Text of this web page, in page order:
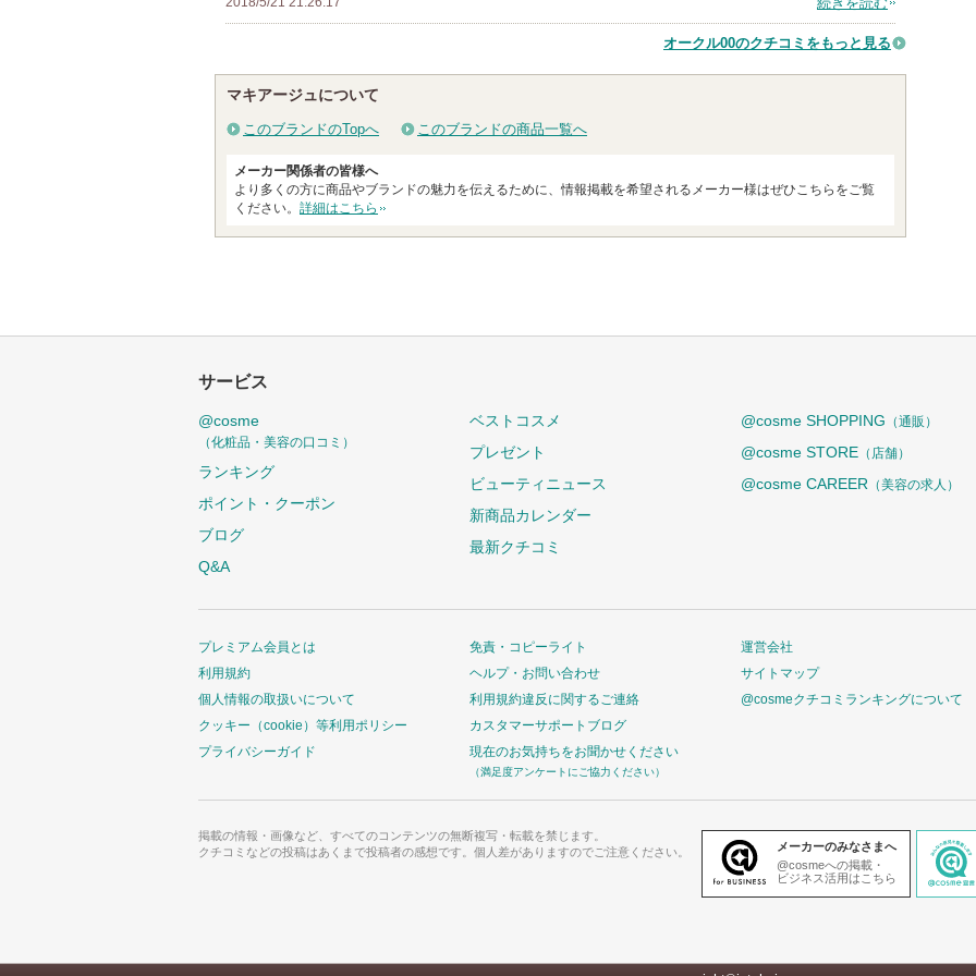
ン
ー
に
お
に
入
れ
オークル00のクチコミをもっと見る
マキアージュについて
このブランドのTopへ このブランドの商品一覧へ
メーカー関係者の皆様へ
より多くの方に商品やブランドの魅力を伝えるために、情報掲載を希望されるメーカー様はぜひこちらをご覧
ください。 詳細はこちら
サービス
@cosme
（化粧品・美容の口コミ）
ランキング
ポイント・クーポン
ブログ
Q&A
ベストコスメ
プレゼント
ビューティニュース
新商品カレンダー
最新クチコミ
@cosme SHOPPING （通販）
@cosme STORE （店舗）
@cosme CAREER （美容の求人）
プレミアム会員とは
利用規約
個人情報の取扱いについて
クッキー（cookie）等利用ポリシー
プライバシーガイド
免責・コピーライト
ヘルプ・お問い合わせ
利用規約違反に関するご連絡
カスタマーサポートブログ
現在のお気持ちをお聞かせください
（満足度アンケートにご協力ください）
運営会社
サイトマップ
@cosmeクチコミランキングについて
掲載の情報・画像など、すべてのコンテンツの無断複写・転載を禁じます。
クチコミなどの投稿はあくまで投稿者の感想です。個人差がありますのでご注意ください。
メーカーのみなさまへ
@cosmeへの掲載・
ビジネス活用はこちら